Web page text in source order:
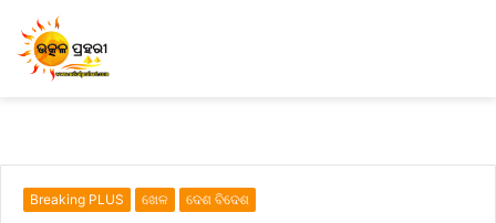
Breaking PLUS ଖେଳ ଦେଶ ବିଦେଶ